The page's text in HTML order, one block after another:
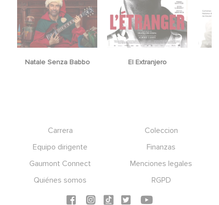
Natale Senza Babbo El Extranjero
Carrera
Coleccion
Equipo dirigente
Finanzas
Gaumont Connect
Menciones legales
Quiénes somos
RGPD
Social icons